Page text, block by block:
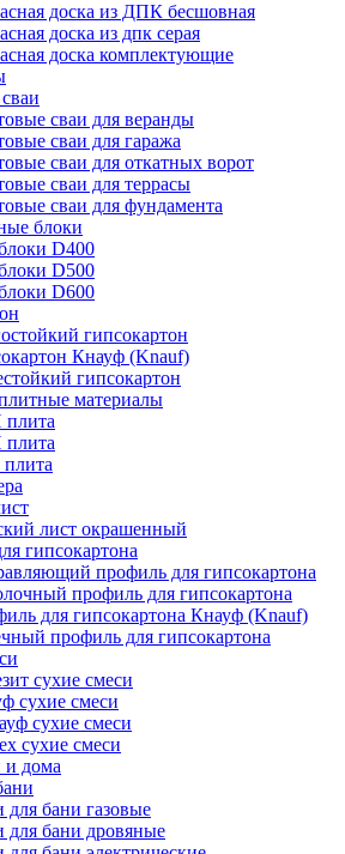
доска из ДПК бесшовная
доска из дпк серая
доска комплектующие
сваи для веранды
сваи для гаража
сваи для откатных ворот
сваи для террасы
сваи для фундамента
блоки
D400
D500
D600
гипсокартон
Кнауф (Knauf)
гипсокартон
материалы
лист окрашенный
гипсокартона
профиль для гипсокартона
профиль для гипсокартона
для гипсокартона Кнауф (Knauf)
профиль для гипсокартона
сухие смеси
сухие смеси
сухие смеси
сухие смеси
и дома
для бани газовые
для бани дровяные